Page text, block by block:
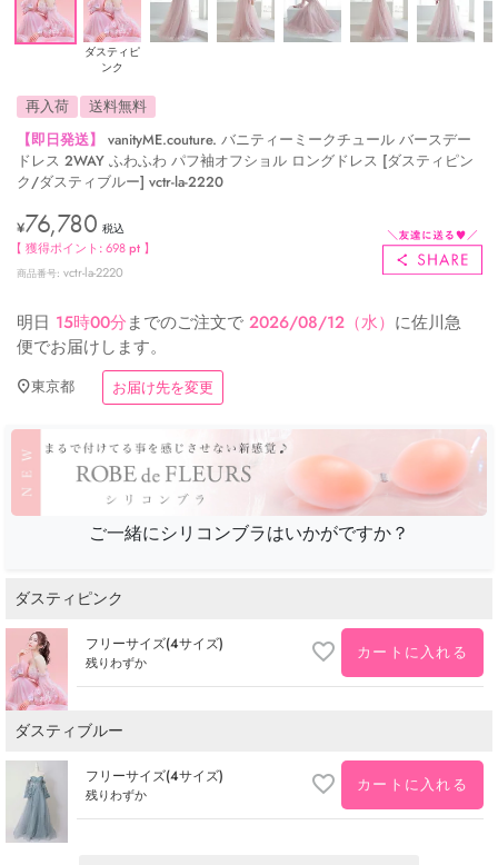
ダスティピ
ンク
再入荷
送料無料
【即日発送】 vanityME.couture. バニティーミークチュール バースデー
ドレス 2WAY ふわふわ パフ袖オフショル ロングドレス [ダスティピン
ク/ダスティブルー] vctr-la-2220
¥76,780 税込
【 獲得ポイント:698pt 】
商品番号 vctr-la-2220
明日 15時00分までのご注文で 2026/08/12（水） に佐川急
便でお届けします。
東京都 お届け先を変更
ご一緒にシリコンブラはいかがですか？
ダスティピンク
フリーサイズ(4サイズ)
残りわずか カートに入れる
ダスティブルー
フリーサイズ(4サイズ)
残りわずか カートに入れる